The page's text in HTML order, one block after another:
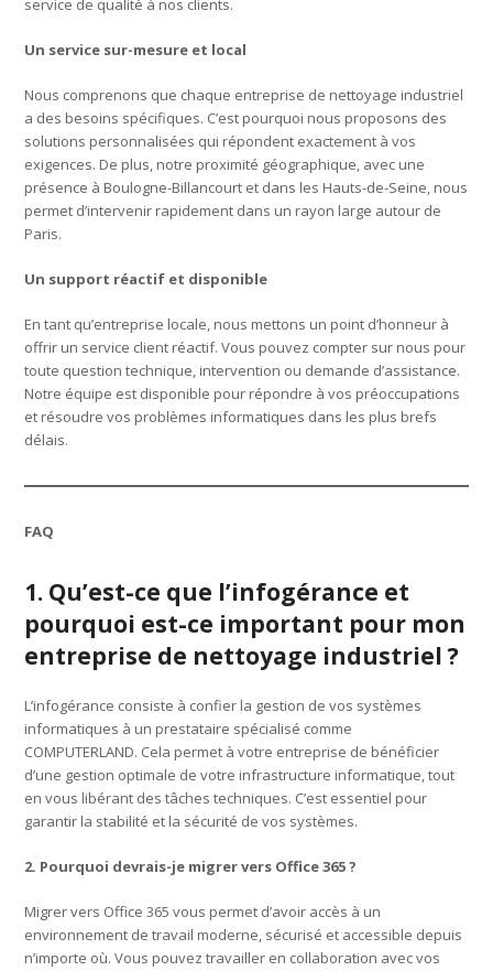
service de qualité à nos clients.
Un service sur-mesure et local
Nous comprenons que chaque entreprise de nettoyage industriel
a des besoins spécifiques. C’est pourquoi nous proposons des
solutions personnalisées qui répondent exactement à vos
exigences. De plus, notre proximité géographique, avec une
présence à Boulogne-Billancourt et dans les Hauts-de-Seine, nous
permet d’intervenir rapidement dans un rayon large autour de
Paris.
Un support réactif et disponible
En tant qu’entreprise locale, nous mettons un point d’honneur à
offrir un service client réactif. Vous pouvez compter sur nous pour
toute question technique, intervention ou demande d’assistance.
Notre équipe est disponible pour répondre à vos préoccupations
et résoudre vos problèmes informatiques dans les plus brefs
délais.
FAQ
1. Qu’est-ce que l’infogérance et
pourquoi est-ce important pour mon
entreprise de nettoyage industriel ?
L’infogérance consiste à confier la gestion de vos systèmes
informatiques à un prestataire spécialisé comme
COMPUTERLAND. Cela permet à votre entreprise de bénéficier
d’une gestion optimale de votre infrastructure informatique, tout
en vous libérant des tâches techniques. C’est essentiel pour
garantir la stabilité et la sécurité de vos systèmes.
2. Pourquoi devrais-je migrer vers Office 365 ?
Migrer vers Office 365 vous permet d’avoir accès à un
environnement de travail moderne, sécurisé et accessible depuis
n’importe où. Vous pouvez travailler en collaboration avec vos